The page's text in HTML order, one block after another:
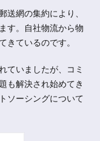
送網の集約により、
す。自社物流から物
きているのです。
ていましたが、コミ
も解決され始めてき
ソーシングについて